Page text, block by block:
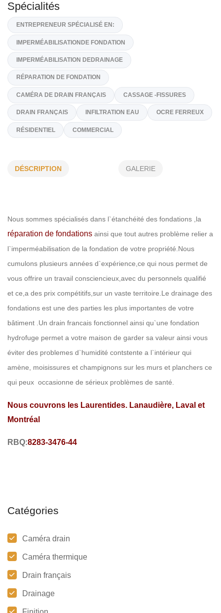
(450) 478-7767
Sur demande
fbvcdrainfrancaisquebec@videotron.ca
http://www.drainfrancaisquebec.com
Spécialités
ENTREPRENEUR SPÉCIALISÉ EN:
IMPERMÉABILISATIONDE FONDATION
RÉPARATION DE FONDATION
RÉSIDENTIEL COMMERCIAL
DÉSCRIPTION GALERIE
Nous sommes spécialisés dans l`étanchéité des fondations ,la
réparation de fondations ainsi que tout autres problème relier a
l`imperméabilisation de la fondation de votre propriété.Nous
cumulons plusieurs années d`expérience,ce qui nous permet de
vous offrire un travail consciencieux,avec du personnels qualifié
et ce,a des prix compétitifs,sur un vaste territoire.Le drainage des
fondations est une des parties les plus importantes de votre
bâtiment .Un drain francais fonctionnel ainsi qu`une fondation
hydrofuge permet a votre maison de garder sa valeur ainsi vous
éviter des problemes d`humidité contstente a l`intérieur qui
amène, moisissures et champignons sur les murs et planchers ce
qui peux occasionne de sérieux problèmes de santé.
Nous couvrons les Laurentides. Lanaudière, Laval et
Montréal
RBQ:8283-3476-44
Catégories
Caméra drain
Caméra thermique
Drain français
Drainage